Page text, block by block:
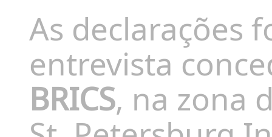
As declarações
entrevista
BRICS, na zona